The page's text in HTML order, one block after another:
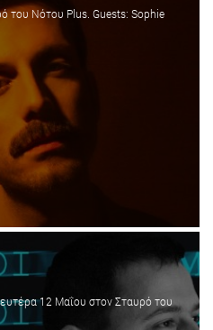
του Νότου Plus. Guests: Sophie
12 Μαΐου στον Σταυρό του